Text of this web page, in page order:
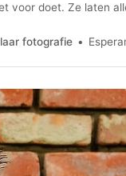
voor doet. Ze laten
fotografie